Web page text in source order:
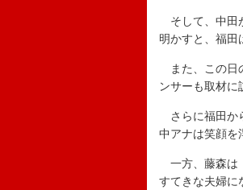
そして、中田
明かすと、福田
また、この日
ンサーも取材に
さらに福田か
中アナは笑顔を
一方、藤森は
すてきな夫婦に